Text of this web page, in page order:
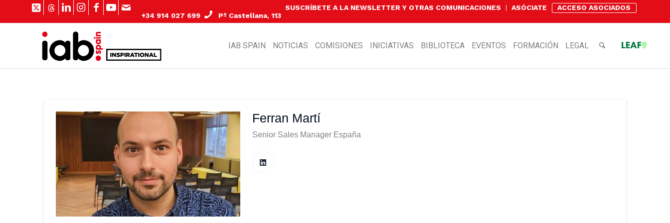
SUSCRÍBETE A LA NEWSLETTER Y OTRAS COMUNICACIONES ASÓCIATE
ACCESO ASOCIADOS
+34 914 027 699
Pº Castellana, 113
IAB SPAIN NOTICIAS COMISIONES INICIATIVAS BIBLIOTECA EVENTOS FORMACIÓN LEGAL
Ferran Martí
Senior Sales Manager España